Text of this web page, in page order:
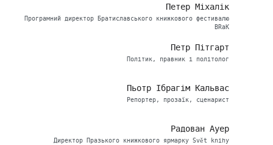
Петер Міхалік
Програмний директор Братиславського книжкового фестивалю
BRaK
Петр Пітгарт
Політик, правник і політолог
Пьотр Ібрагім Кальвас
Репортер, прозаїк, сценарист
Радован Ауер
Директор Празького книжкового ярмарку Svět knihy